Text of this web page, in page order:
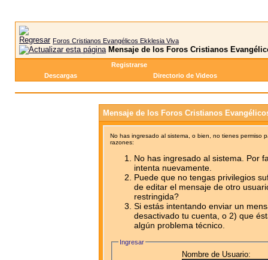
Foros Cristianos Evangélicos Ekklesia Viva
Mensaje de los Foros Cristianos
Registrarse
Descargas
Directorio de Videos
Mensaje de los Foros Cristianos
No has ingresado al sistema, o bien, no tienes permiso
razones:
No has ingresado al sistema. Por
intenta nuevamente.
Puede que no tengas privilegios
de editar el mensaje de otro
restringida?
Si estás intentando enviar un
desactivado tu cuenta, o 2) que
algún problema técnico.
Ingresar
Nombre de Usuario: